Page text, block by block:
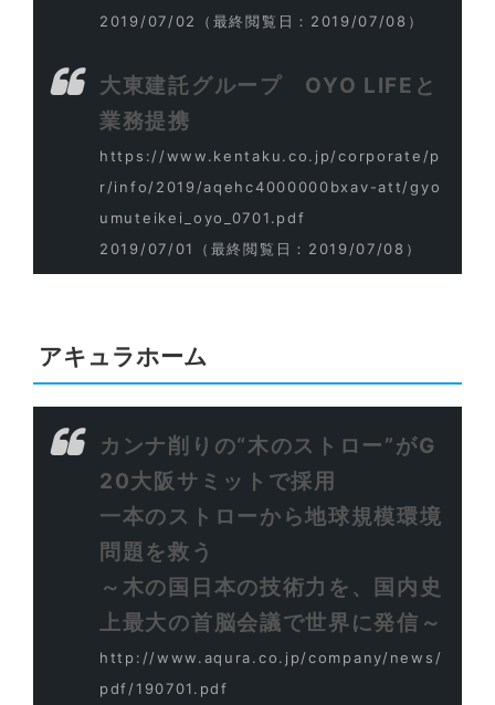
2019/07/02
（最終閲覧日：2019/07/08）
大東建託グループ OYO LIFEと
業務提携
https://www.kentaku.co.jp/corporate/p
r/info/2019/aqehc4000000bxav-att/gyo
umuteikei_oyo_0701.pdf
2019/07/01
（最終閲覧日：2019/07/08）
アキュラホーム
カンナ削りの“木のストロー”がG
20大阪サミットで採用
一本のストローから地球規模環境
問題を救う
～木の国日本の技術力を、国内史
上最大の首脳会議で世界に発信～
http://www.aqura.co.jp/company/news/
pdf/190701.pdf